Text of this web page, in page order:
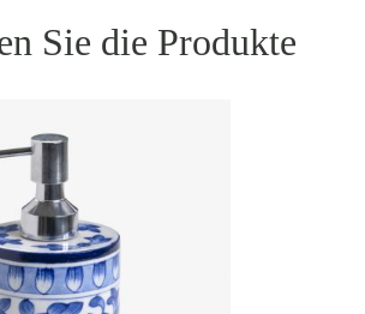
Sie die Produkte